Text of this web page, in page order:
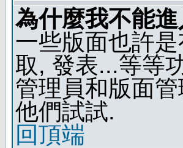
為什麼我不能
一些版面也許
取, 發表...等等
管理員和版面
他們試試.
回頂端